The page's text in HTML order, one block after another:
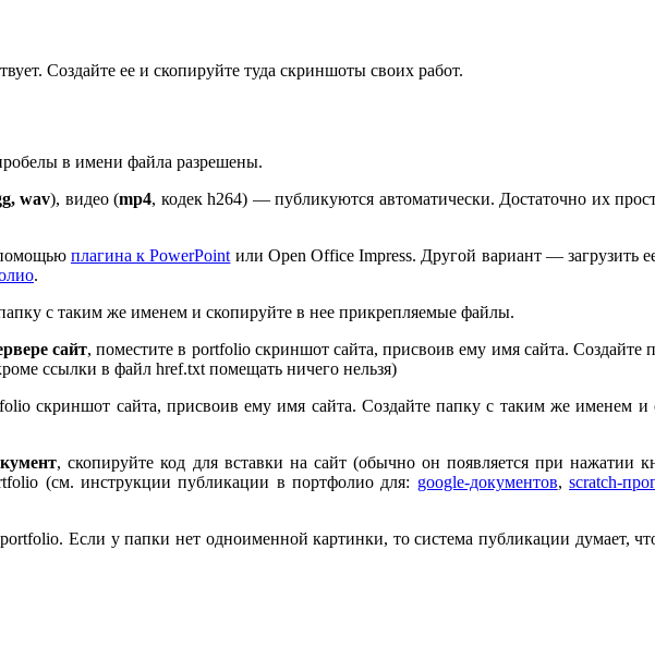
Создайте ее и скопируйте туда скриншоты своих работ.
в имени файла разрешены.
wav), видео (mp4, кодек h264) — публикуются автоматически. Достаточно их
плагина к Pow­er­Point или Open Office Impress. Другой вариант — загрузить
.
с таким же именем и скопируйте в нее прикрепляемые файлы.
сайт, поместите в port­fo­lio скриншот сайта, присвоив ему имя сайта. Создайте
ссылки в файл href.txt помещать ничего нельзя)
скриншот сайта, присвоив ему имя сайта. Создайте папку с таким же именем и
, скопируйте код для вставки на сайт (обычно он появляется при нажатии
(см. инструкции публикации в портфолио для: google-документов,scratch-
Если у папки нет одноименной картинки, то система публикации думает,